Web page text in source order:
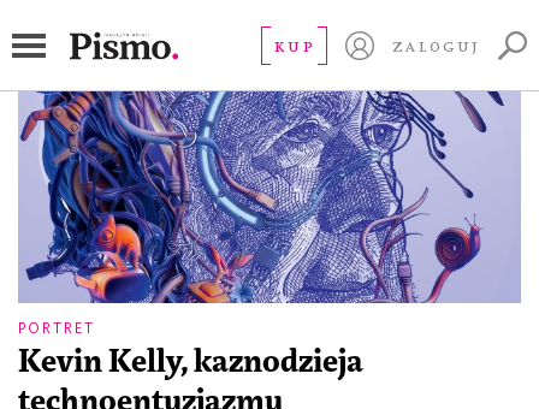
KUP ZALOGUJ
sztuczna inteligencja
PORTRET
Kevin Kelly, kaznodzieja